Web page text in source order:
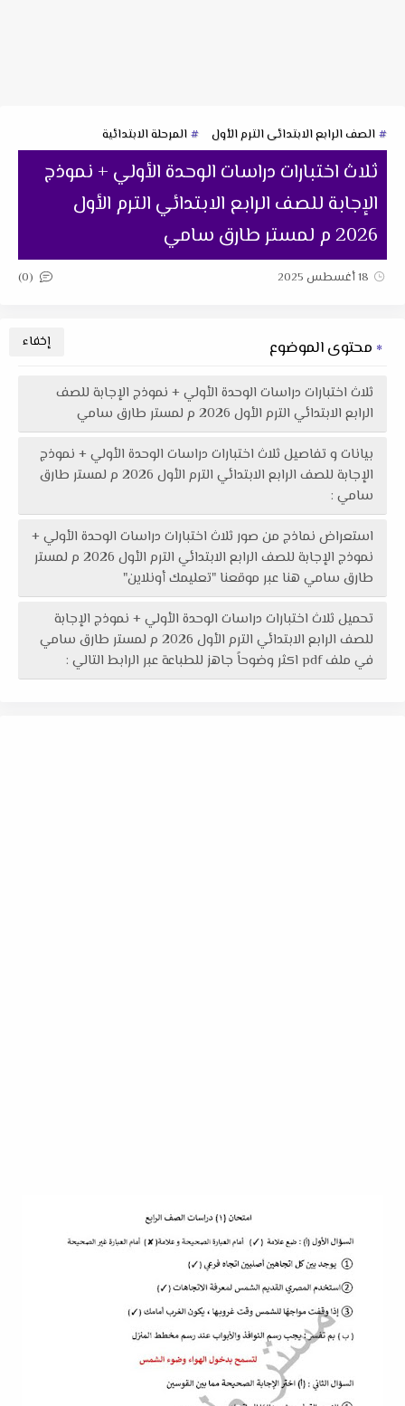
الصف الرابع الابتدائى الترم الأول المرحلة الابتدائية
ثلاث اختبارات دراسات الوحدة الأولي + نموذج
الإجابة للصف الرابع الابتدائي الترم الأول
2026 م لمستر طارق سامي
18 أغسطس 2025 (0)
محتوى الموضوع
ثلاث اختبارات دراسات الوحدة الأولي + نموذج الإجابة للصف
الرابع الابتدائي الترم الأول 2026 م لمستر طارق سامي
بيانات و تفاصيل ثلاث اختبارات دراسات الوحدة الأولي + نموذج
الإجابة للصف الرابع الابتدائي الترم الأول 2026 م لمستر طارق
سامي :
استعراض نماذج من صور ثلاث اختبارات دراسات الوحدة الأولي +
نموذج الإجابة للصف الرابع الابتدائي الترم الأول 2026 م لمستر
طارق سامي هنا عبر موقعنا "تعليمك أونلاين"
تحميل ثلاث اختبارات دراسات الوحدة الأولي + نموذج الإجابة
للصف الرابع الابتدائي الترم الأول 2026 م لمستر طارق سامي
في ملف pdf اكثر وضوحاً جاهز للطباعة عبر الرابط التالي :